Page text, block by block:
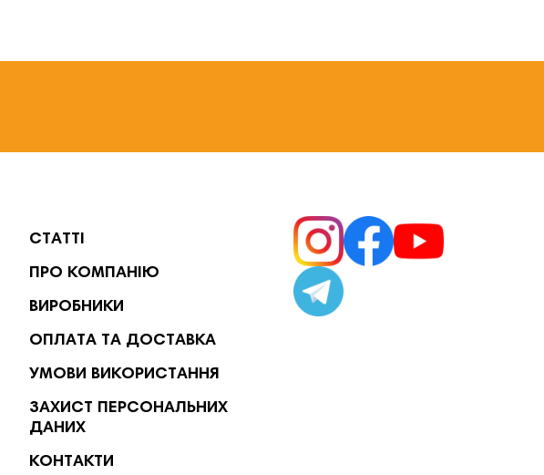
СТАТТІ
ПРО КОМПАНІЮ
ВИРОБНИКИ
ОПЛАТА ТА ДОСТАВКА
УМОВИ ВИКОРИСТАННЯ
ЗАХИСТ ПЕРСОНАЛЬНИХ
ДАНИХ
КОНТАКТИ